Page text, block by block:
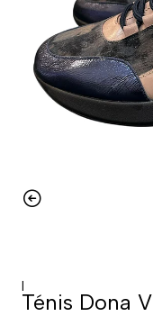
|
Ténis Dona V